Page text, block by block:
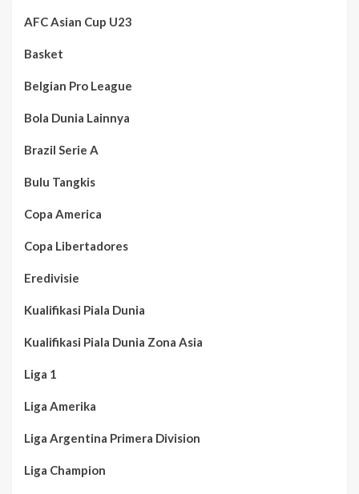
AFC Asian Cup U23
Basket
Belgian Pro League
Bola Dunia Lainnya
Brazil Serie A
Bulu Tangkis
Copa America
Copa Libertadores
Eredivisie
Kualifikasi Piala Dunia
Kualifikasi Piala Dunia Zona Asia
Liga 1
Liga Amerika
Liga Argentina Primera Division
Liga Champion